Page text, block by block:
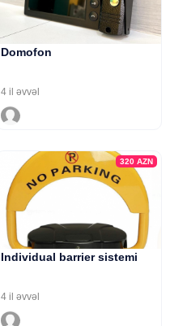
Domofon
4 il əvvəl
320 AZN
Individual barrier sistemi
4 il əvvəl